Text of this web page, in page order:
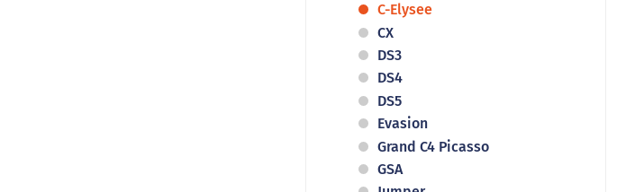
C-Elysee
CX
DS3
DS4
DS5
Evasion
Grand C4 Picasso
GSA